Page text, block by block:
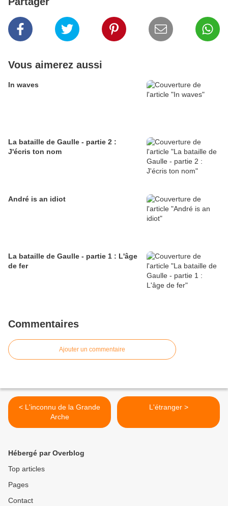
Vous aimerez aussi
In waves
La bataille de Gaulle - partie 2 :
J'écris ton nom
André is an idiot
La bataille de Gaulle - partie 1 : L'âge
de fer
Commentaires
Ajouter un commentaire
< L'inconnu de la Grande
Arche
L'étranger >
Hébergé par Overblog
Top articles
Pages
Contact